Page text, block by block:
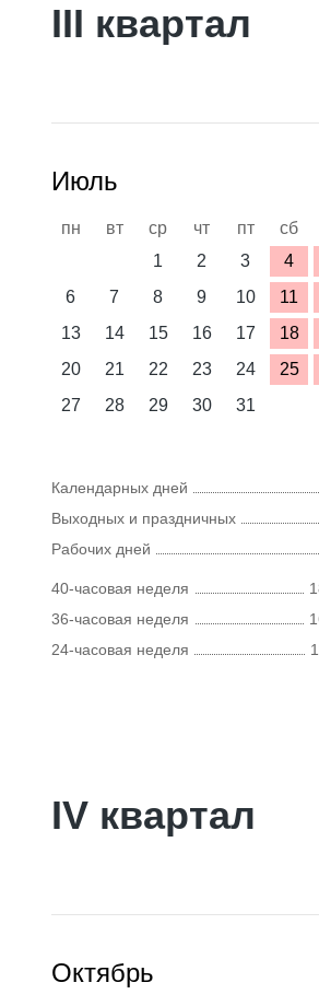
III квартал
Июль
пн вт ср чт пт сб
1
2 3 4
6
7 8 9 10 11
13
14 15 16 17 18
20
21 22 23 24 25
27
28 29 30 31
Календарных дней
Выходных и праздничных
Рабочих дней
40-часовая неделя
36-часовая неделя
24-часовая неделя
IV квартал
Октябрь